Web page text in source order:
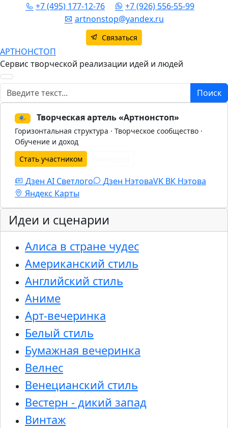
+7 (495) 177-12-76
+7 (926) 556-55-99
artnonstop@yandex.ru
Связаться
АРТНОНСТОП
Сервис творческой реализации идей и людей
Поиск Поиск
🎭 Творческая артель «Артнонстоп»
Горизонтальная структура · Творческое сообщество ·
Обучение и доход
Стать участником
Дзен AI Светлого Дзен НэтоваVK ВК Нэтова
Яндекс Карты
Идеи и сценарии
Алиса в стране чудес
Американский стиль
Английский стиль
Аниме
Арт-вечеринка
Белый стиль
Бумажная вечеринка
Велнес
Венецианский стиль
Вестерн - дикий запад
Винтаж